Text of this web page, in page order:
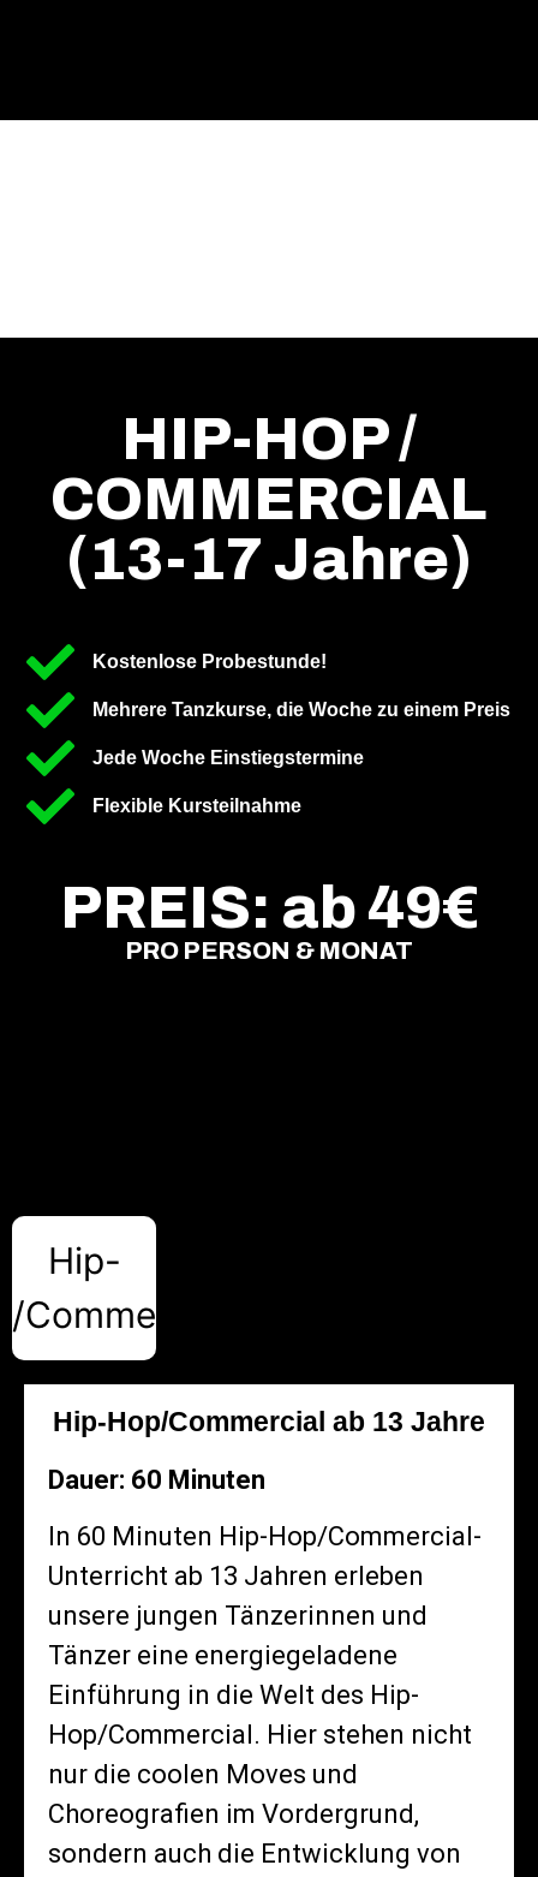
HIP-HOP /
COMMERCIAL
(13-17 Jahre)
Kostenlose Probestunde!
Mehrere Tanzkurse, die Woche zu einem Preis
Jede Woche Einstiegstermine
Flexible Kursteilnahme
PREIS: ab 49€
PRO PERSON & MONAT
Hip-
Commercial
Hip-Hop/Commercial ab 13 Jahre
Dauer: 60 Minuten
In 60 Minuten Hip-Hop/Commercial-
Unterricht ab 13 Jahren erleben
unsere jungen Tänzerinnen und
Tänzer eine energiegeladene
Einführung in die Welt des Hip-
Hop/Commercial. Hier stehen nicht
nur die coolen Moves und
Choreografien im Vordergrund,
sondern auch die Entwicklung von